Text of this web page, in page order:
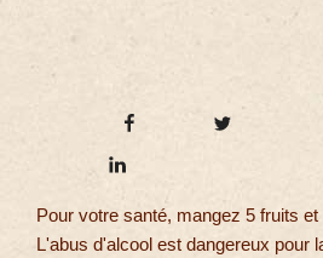
Pour votre santé, mangez 5 fruits
L'abus d'alcool est dangereux pour